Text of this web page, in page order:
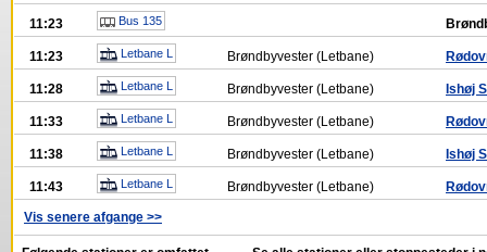
11:23 Bus 135
11:23 Letbane L Brøndbyvester (Letbane)
11:28 Letbane L Brøndbyvester (Letbane) Ishøj
11:33 Letbane L Brøndbyvester (Letbane)
11:38 Letbane L Brøndbyvester (Letbane) Ishøj
11:43 Letbane L Brøndbyvester (Letbane)
Vis senere afgange >>